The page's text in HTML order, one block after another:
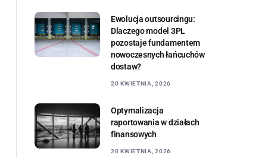
Ewolucja outsourcingu:
Dlaczego model 3PL
pozostaje fundamentem
nowoczesnych łańcuchów
dostaw?
20 KWIETNIA, 2026
Optymalizacja
raportowania w działach
finansowych
20 KWIETNIA, 2026